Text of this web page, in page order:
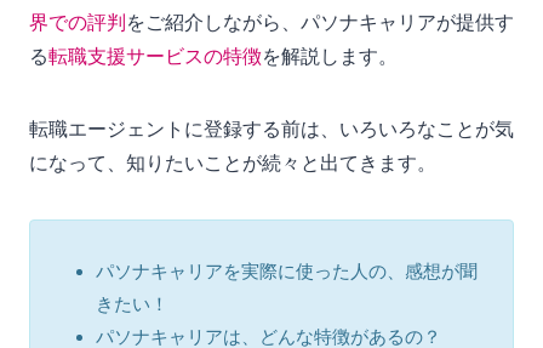
界での評判 をご紹介しながら、パソナキャリアが提供す
る転職支援サービスの特徴を解説します。
転職エージェントに登録する前は、いろいろなことが気
になって、知りたいことが続々と出てきます。
パソナキャリアを実際に使った人の、感想が聞
きたい！
パソナキャリアは、どんな特徴があるの？